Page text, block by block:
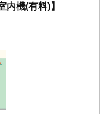
内機(有料)】